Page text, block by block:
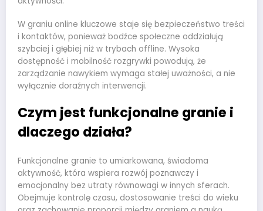
W graniu online kluczowe staje się bezpieczeństwo treści
i kontaktów, ponieważ bodźce społeczne oddziałują
szybciej i głębiej niż w trybach offline. Wysoka
dostępność i mobilność rozgrywki powodują, że
zarządzanie nawykiem wymaga stałej uważności, a nie
wyłącznie doraźnych interwencji.
Czym jest funkcjonalne granie i
dlaczego działa?
Funkcjonalne granie to umiarkowana, świadoma
aktywność, która wspiera rozwój poznawczy i
emocjonalny bez utraty równowagi w innych sferach.
Obejmuje kontrolę czasu, dostosowanie treści do wieku